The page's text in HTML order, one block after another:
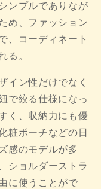
ンプルでありなが
め、ファッション
、コーディネート
る。
イン性だけでなく
で絞る仕様になっ
く、収納力にも優
粧ポーチなどの日
感のモデルが多
ショルダーストラ
に使うことがで